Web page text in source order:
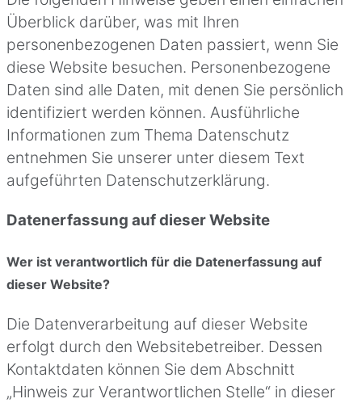
Überblick darüber, was mit Ihren
personenbezogenen Daten passiert, wenn Sie
diese Website besuchen. Personenbezogene
Daten sind alle Daten, mit denen Sie persönlich
identifiziert werden können. Ausführliche
Informationen zum Thema Datenschutz
entnehmen Sie unserer unter diesem Text
aufgeführten Datenschutzerklärung.
Datenerfassung auf dieser Website
Wer ist verantwortlich für die Datenerfassung auf
dieser Website?
Die Datenverarbeitung auf dieser Website
erfolgt durch den Websitebetreiber. Dessen
Kontaktdaten können Sie dem Abschnitt
„Hinweis zur Verantwortlichen Stelle“ in dieser